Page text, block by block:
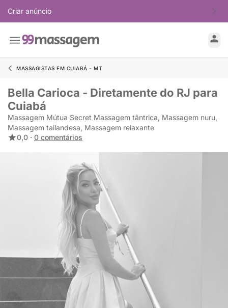
Criar anúncio
MASSAGISTAS EM CUIABÁ - MT
Bella Carioca - Diretamente do RJ para
Cuiabá
Massagem Mútua Secret Massagem tântrica, Massagem nuru,
Massagem tailandesa, Massagem relaxante
0,0 · 0 comentários